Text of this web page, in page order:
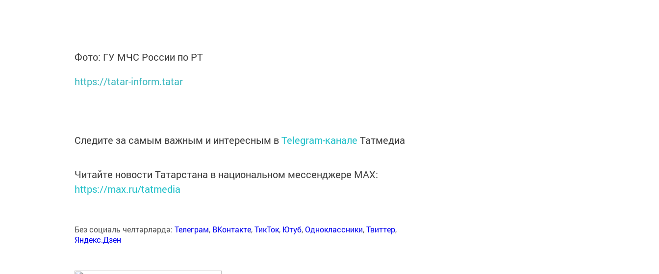
Фото: ГУ МЧС России по РТ
https://tatar-inform.tatar
Следите за самым важным и интересным вTelegram-канале Татмедиа
Читайте новости Татарстана в национальном мессенджере MАХ:
https://max.ru/tatmedia
Без социаль челтәрләрдә: Телеграм, ВКонтакте,ТикТок, Ютуб,Одноклассники,Твиттер,
Яндекс.Дзен